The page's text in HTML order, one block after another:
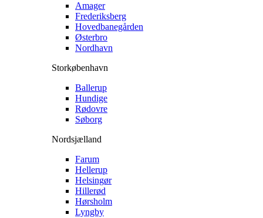
Amager
Frederiksberg
Hovedbanegården
Østerbro
Nordhavn
Storkøbenhavn
Ballerup
Hundige
Rødovre
Søborg
Nordsjælland
Farum
Hellerup
Helsingør
Hillerød
Hørsholm
Lyngby